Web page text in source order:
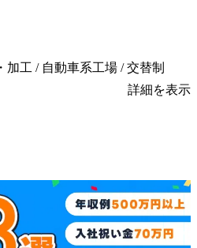
加工 / 自動車系工場 / 交替制
詳細を表示